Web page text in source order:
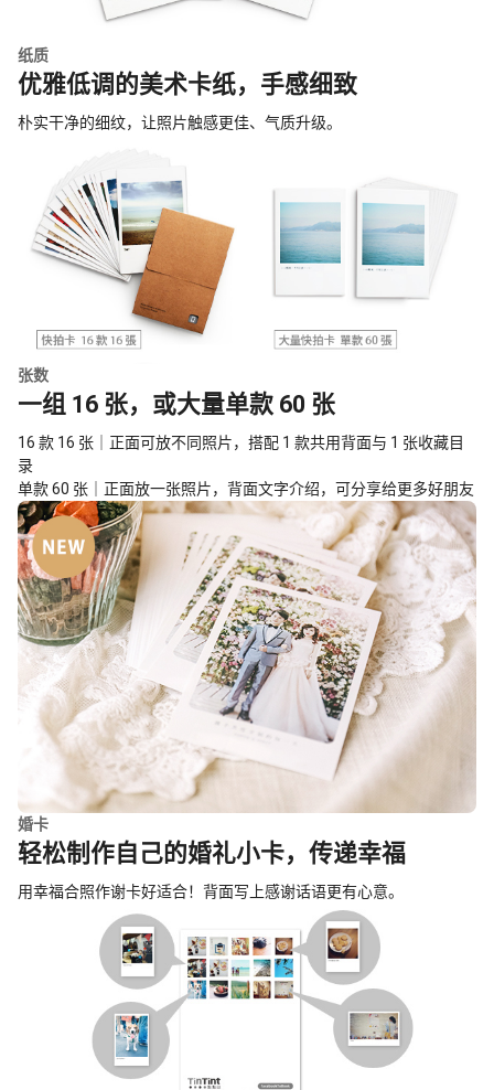
纸质
优雅低调的美术卡纸，手感细致
朴实干净的细纹，让照片触感更佳、气质升级。
张数
一组 16 张，或大量单款 60 张
16 款 16 张｜正面可放不同照片，搭配 1 款共用背面与 1 张收藏目
录
单款 60 张｜正面放一张照片，背面文字介绍，可分享给更多好朋友
婚卡
轻松制作自己的婚礼小卡，传递幸福
用幸福合照作谢卡好适合！背面写上感谢话语更有心意。